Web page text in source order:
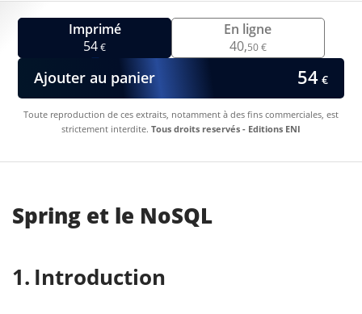
Imprimé
54€
En ligne
40,50 €
Ajouter au panier 54€
Toute reproduction de ces extraits, notamment à des fins commerciales, est
strictement interdite. Tous droits reservés - Editions ENI
Spring et le NoSQL
Introduction